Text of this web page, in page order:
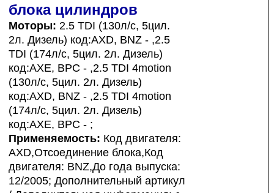
блока цилиндров
Моторы: 2.5 TDI (130л/с, 5цил.
2л. Дизель) код:AXD, BNZ - ,2.5
TDI (174л/с, 5цил. 2л. Дизель)
код:AXE, BPC - ,2.5 TDI 4motion
(130л/с, 5цил. 2л. Дизель)
код:AXD, BNZ - ,2.5 TDI 4motion
(174л/с, 5цил. 2л. Дизель)
код:AXE, BPC - ;
Применяемость: Код двигателя:
AXD,Отсоединение блока,Код
двигателя: BNZ,До года выпуска:
12/2005; Дополнительный артикул